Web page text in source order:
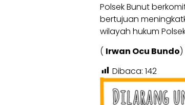
Polsek Bunut
bertujuan
wilayah hukum
( Irwan Ocu Bundo)
Dibaca: 142